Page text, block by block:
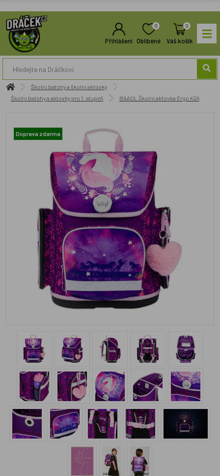
Přihlášení
0
Oblíbené
0
Váš košík
Školní batohy a školní aktovky
Školní batohy a aktovky pro 1. stupeň
BAAGL Školní aktovka Ergo Kůň
Doprava zdarma